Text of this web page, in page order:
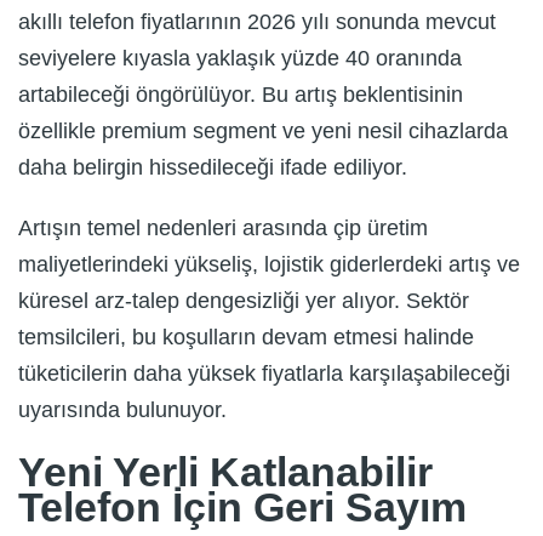
akıllı telefon fiyatlarının 2026 yılı sonunda mevcut
seviyelere kıyasla yaklaşık yüzde 40 oranında
artabileceği öngörülüyor. Bu artış beklentisinin
özellikle premium segment ve yeni nesil cihazlarda
daha belirgin hissedileceği ifade ediliyor.
Artışın temel nedenleri arasında çip üretim
maliyetlerindeki yükseliş, lojistik giderlerdeki artış ve
küresel arz-talep dengesizliği yer alıyor. Sektör
temsilcileri, bu koşulların devam etmesi halinde
tüketicilerin daha yüksek fiyatlarla karşılaşabileceği
uyarısında bulunuyor.
Yeni Yerli Katlanabilir
Telefon İçin Geri Sayım